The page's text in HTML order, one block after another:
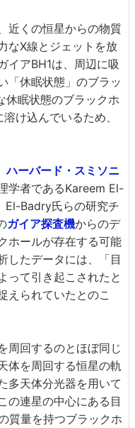
近くの恒星からの物質
なX線とジェットを放
イアBH1は、周辺に吸
「休眠状態」のブラッ
休眠状態のブラックホ
け込んでいるため、
ハーバード・スミソニ
学者であるKareem El-
El-Badry氏らの研究チ
ガイア探査機からのデ
ホールが存在する可能
したデータには、「目
って引き起こされたと
えられていたとのこ
周回するのとほぼ同じ
体を周回する恒星の軌
多天体分光器を用いて
の連星の中心にある目
質量を持つブラックホ